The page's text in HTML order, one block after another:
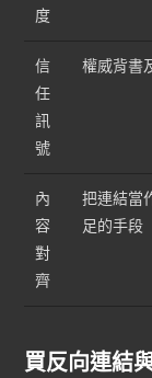
度
信
任
訊
號
權威背書
內
容
對
齊
把連結當
足的手段
買反向連結